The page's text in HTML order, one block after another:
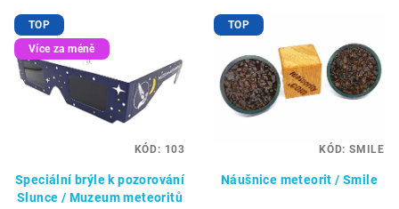
TOP
Více za méně
Speciální brýle k pozorování
Slunce / Muzeum meteoritů
KÓD: 103
TOP
Náušnice meteorit / Smile
KÓD: SMILE